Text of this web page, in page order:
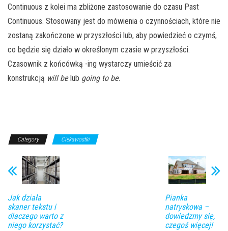
Continuous z kolei ma zbliżone zastosowanie do czasu Past
Continuous. Stosowany jest do mówienia o czynnościach, które nie
zostaną zakończone w przyszłości lub, aby powiedzieć o czymś,
co będzie się działo w określonym czasie w przyszłości.
Czasownik z końcówką -ing wystarczy umieścić za
konstrukcją will belub going to be.
Category Ciekawostki
Jak działa
skaner tekstu i
dlaczego warto z
niego korzystać?
Pianka
natryskowa –
dowiedzmy się,
czegoś więcej!